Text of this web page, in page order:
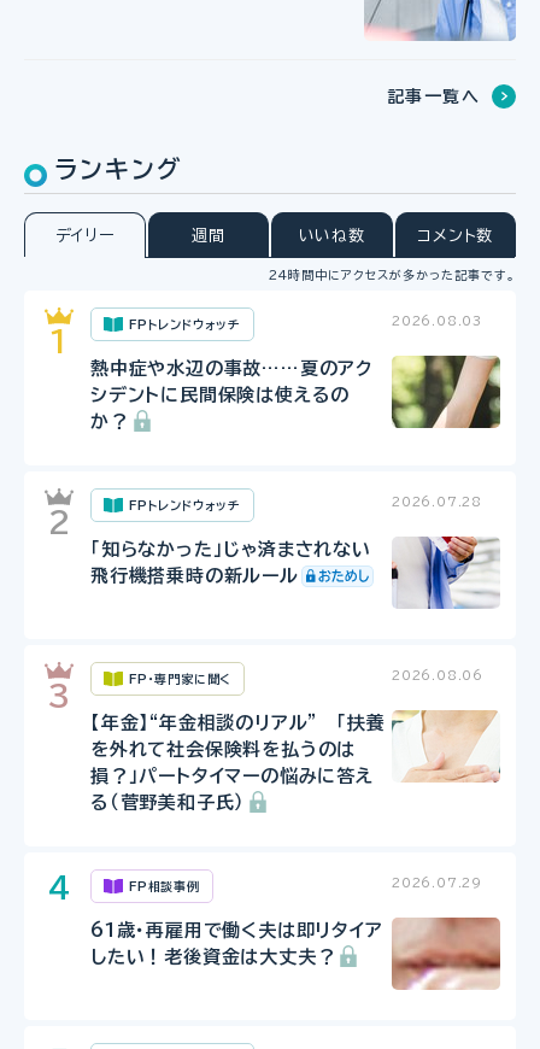
記事一覧へ
ランキング
デイリー 週間 いいね数 コメント数
24時間中にアクセスが多かった記事です。
FPトレンドウォッチ 2026.08.03
熱中症や水辺の事故……夏のアク
シデントに民間保険は使えるの
か？
FPトレンドウォッチ 2026.07.28
「知らなかった」じゃ済まされない
飛行機搭乗時の新ルール
FP・専門家に聞く 2026.08.06
【年金】“年金相談のリアル” 「扶養
を外れて社会保険料を払うのは
損？」パートタイマーの悩みに答え
る（菅野美和子氏）
FP相談事例 2026.07.29
61歳・再雇用で働く夫は即リタイア
したい！老後資金は大丈夫？